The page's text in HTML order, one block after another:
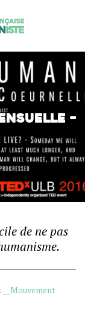
–
de ne pas
__Mouvement